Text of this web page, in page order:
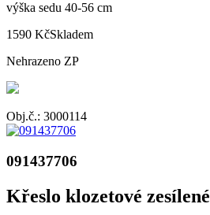
výška sedu 40-56 cm
1590 KčSkladem
Nehrazeno ZP
Obj.č.: 3000114
091437706
Křeslo klozetové zesílené